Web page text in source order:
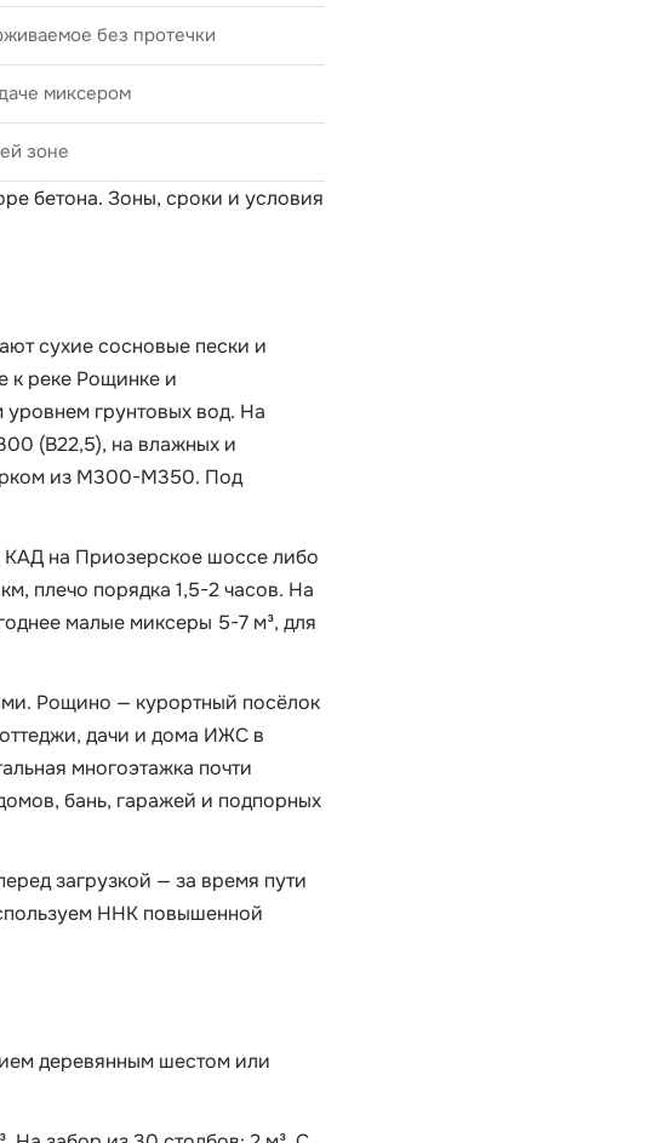
без протечки
миксером
зоне
бетона. Зоны, сроки и условия
сухие сосновые пески и
к реке Рощинке и
грунтовых вод. На
(B22,5), на влажных и
из М300-М350. Под
на Приозерское шоссе либо
плечо порядка 1,5-2 часов. На
малые миксеры 5-7 м³, для
Рощино — курортный посёлок
дачи и дома ИЖС в
многоэтажка почти
бань, гаражей и подпорных
загрузкой — за время пути
ННК повышенной
деревянным шестом или